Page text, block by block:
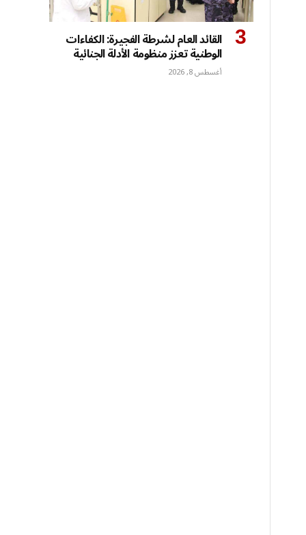
القائد العام لشرطة الفجيرة: الكفاءات
الوطنية تعزز منظومة الأدلة الجنائية
أغسطس 8, 2026